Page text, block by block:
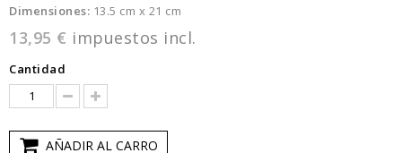
Dimensiones: 13.5 cm x 21 cm
13,95 € impuestos incl.
Cantidad
AÑADIR AL CARRO